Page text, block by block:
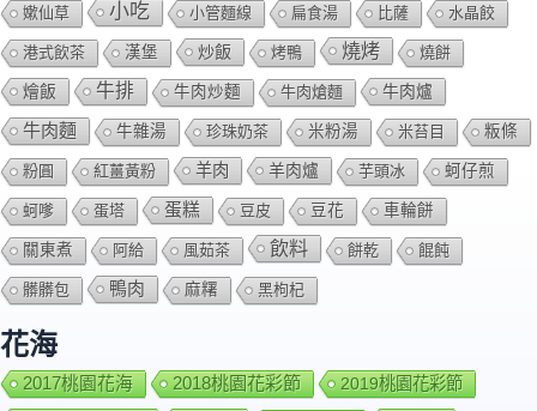
嫰仙草 小吃 小管麵線 扁食湯 比薩 水晶餃
港式飲茶 漢堡 炒飯 烤鴨 燒烤 燒餅
燴飯 牛排 牛肉炒麵 牛肉熗麵 牛肉爐
牛肉麵 牛雜湯 珍珠奶茶 米粉湯 米苔目 粄條
粉圓 紅薑黃粉 羊肉 羊肉爐 芋頭冰 蚵仔煎
蚵嗲 蛋塔 蛋糕 豆皮 豆花 車輪餅
關東煮 阿給 風茹茶 飲料 餅乾 餛飩
髒髒包 鴨肉 麻糬 黑枸杞
花海
2017桃園花海 2018桃園花彩節
2019桃園花彩節